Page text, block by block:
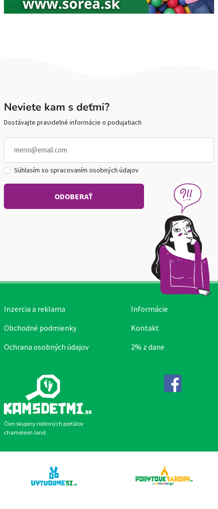
Neviete kam s deťmi?
Dostávajte pravidelné informácie o podujatiach
Súhlasím so spracovaním osobných údajov
Člen skupiny rodinných portálov
chameleon.land
Inzercia a reklama
Obchodné podmienky
Ochrana osobných údajov
Informácie
Kontakt
2% z dane